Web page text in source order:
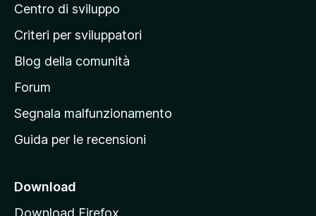
g
i
a
p
r
n
i
Centro di sviluppo
Criteri per sviluppatori
Blog della comunità
Forum
Segnala malfunzionamento
Guida per le recensioni
Download
Download Firefox